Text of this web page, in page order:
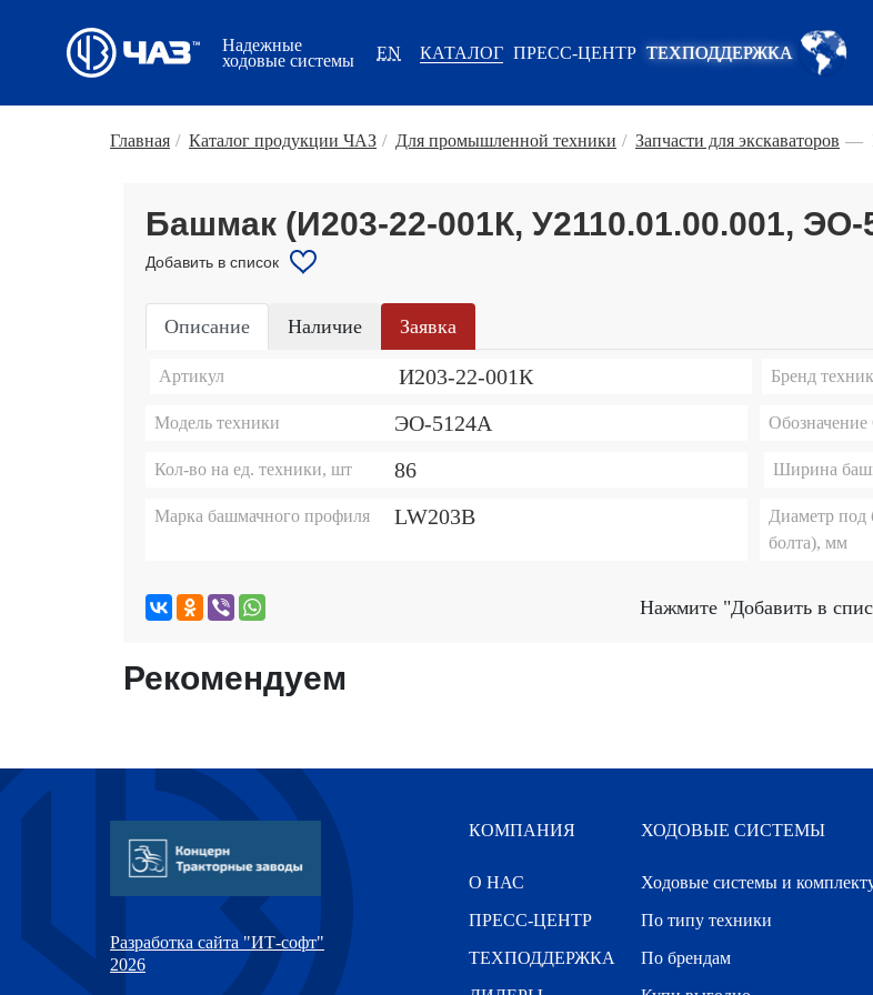
Надежные
ходовые системы
EN КАТАЛОГ ПРЕСС-ЦЕНТР ТЕХПОДДЕРЖКА
Главная / Каталог продукции ЧАЗ / Для промышленной техники / Запчасти для экскаваторов —
Башмак (И203-22-001К, У2110.01.00.001, ЭО-
Добавить в список
Описание Наличие Заявка
Артикул И203-22-001К Бренд
Модель техники ЭО-5124А
Кол-во на ед. техники, шт 86 Ширина
Марка башмачного профиля LW203B
Диаметр под
болта), мм
Нажмите "Добавить в
Рекомендуем
Разработка сайта "ИТ-софт"
2026
КОМПАНИЯ
О НАС
ПРЕСС-ЦЕНТР
ТЕХПОДДЕРЖКА
ХОДОВЫЕ СИСТЕМЫ
Ходовые системы и
По типу техники
По брендам